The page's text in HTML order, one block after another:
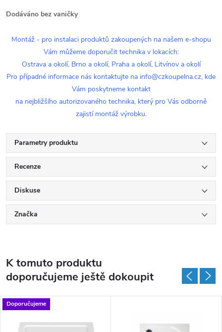
Dodáváno bez vaničky
Montáž - pro instalaci produktů zakoupených na našem e-shopu
Vám můžeme doporučit technika v lokacích:
Ostrava a okolí, Brno a okolí, Praha a okolí, Litvínov a okolí
Pro případné informace nás kontaktujte na info@czkoupelna.cz, kde
Vám poskytneme kontakt
na nejbližšího autorizovaného technika, který pro Vás odborně
zajistí montáž výrobku.
Parametry produktu
Recenze
Diskuse
Značka
K tomuto produktu
doporučujeme ještě dokoupit
Doporučujeme